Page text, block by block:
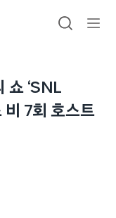
검색
쇼 ‘SNL
비 7회 호스트